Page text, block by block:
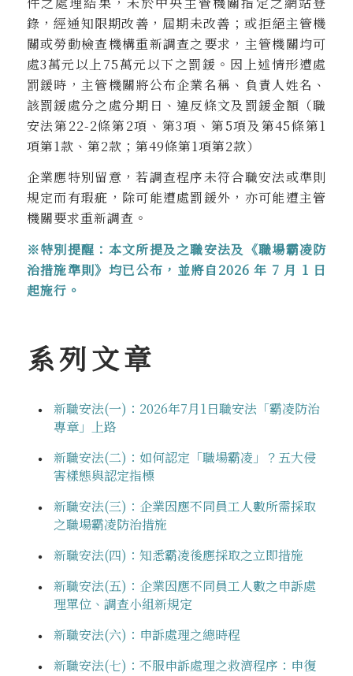
錄，經通知限期改善，屆期未改善；或拒絕主管機
關或勞動檢查機構重新調查之要求，主管機關均可
處3萬元以上75萬元以下之罰鍰。因上述情形遭處
罰鍰時，主管機關將公布企業名稱、負責人姓名、
該罰鍰處分之處分期日、違反條文及罰鍰金額（職
安法第22-2條第2項、第3項、第5項及第45條第1
項第1款、第2款；第49條第1項第2款）
企業應特別留意，若調查程序未符合職安法或準則
規定而有瑕疵，除可能遭處罰鍰外，亦可能遭主管
機關要求重新調查。
※特別提醒：本文所提及之職安法及《職場霸凌防
治措施準則》均已公布，並將自2026 年 7 月 1 日
起施行。
系列文章
新職安法(一)：2026年7月1日職安法「霸凌防治
專章」上路
新職安法(二)：如何認定「職場霸凌」？五大侵
害樣態與認定指標
新職安法(三)：企業因應不同員工人數所需採取
之職場霸凌防治措施
新職安法(四)：知悉霸凌後應採取之立即措施
新職安法(五)：企業因應不同員工人數之申訴處
理單位、調查小組新規定
新職安法(六)：申訴處理之總時程
新職安法(七)：不服申訴處理之救濟程序：申復